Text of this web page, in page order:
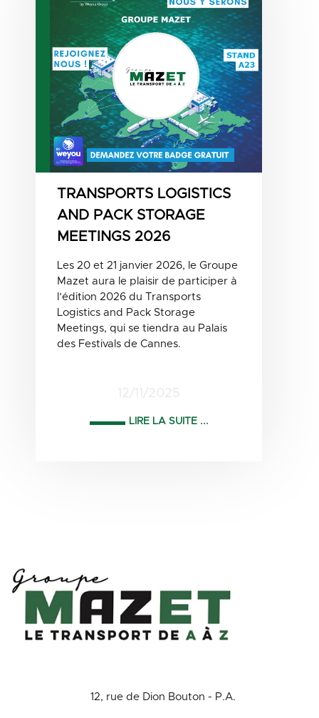
TRANSPORTS LOGISTICS
AND PACK STORAGE
MEETINGS 2026
Les 20 et 21 janvier 2026, le Groupe
Mazet aura le plaisir de participer à
l’édition 2026 du Transports
Logistics and Pack Storage
Meetings, qui se tiendra au Palais
des Festivals de Cannes.
12/11/2025
LIRE LA SUITE ...
12, rue de Dion Bouton - P.A.